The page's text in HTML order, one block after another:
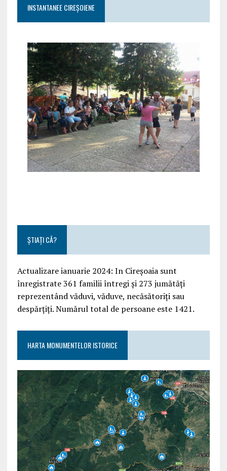
INSTANTANEE CIREȘOIENE
ȘTIAȚI CĂ?
Actualizare ianuarie 2024: In Cireșoaia sunt
înregistrate 361 familii întregi și 273 jumătăți
reprezentând văduvi, văduve, necăsătoriți sau
despărțiți. Numărul total de persoane este 1421.
HARTA MONUMENTELOR ISTORICE